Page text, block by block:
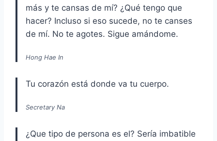
más y te cansas de mí? ¿Qué tengo que
hacer? Incluso si eso sucede, no te canses
de mí. No te agotes. Sigue amándome.
Hong Hae In
Tu corazón está donde va tu cuerpo.
Secretary Na
¿Que tipo de persona es el? Sería imbatible